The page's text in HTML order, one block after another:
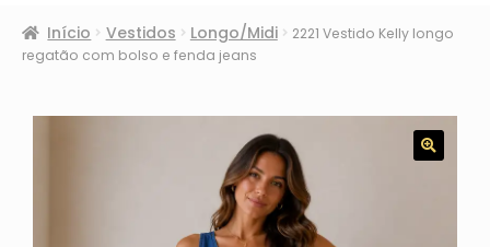
Início Vestidos Longo/Midi
2221 Vestido Kelly longo
regatão com bolso e fenda jeans